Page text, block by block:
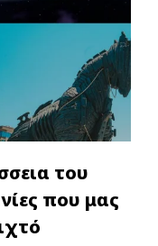
του
που μας